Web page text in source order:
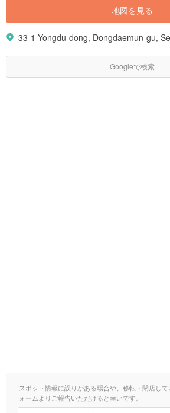
地図を見る
33-1 Yongdu-dong, Dongdaemun-gu,
Googleで検索
スポット情報に誤りがある場合や、移転・閉店し
ォームよりご報告いただけると幸いです。